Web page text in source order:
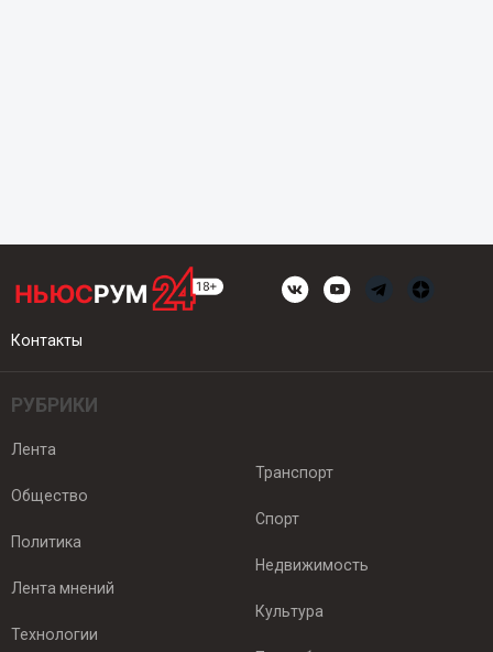
Контакты
РУБРИКИ
Лента
Общество
Политика
Лента мнений
Технологии
Транспорт
Спорт
Недвижимость
Культура